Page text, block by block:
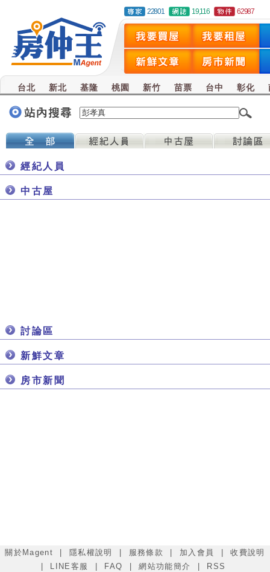
22801 19,116 62987
台北 新北 基隆 桃園 新竹 苗票 台中 彰化
經紀人員
中古屋
討論區
新鮮文章
房市新聞
關於Magent 隱私權說明 服務條款 加入會員
收費說明
LINE客服 FAQ 網站功能簡介 RSS